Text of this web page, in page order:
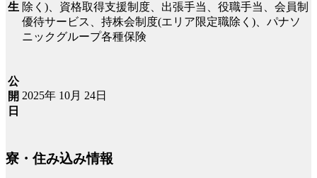
生 除く)、資格取得支援制度、出張手当、役職手当、会員制
優待サービス、持株会制度(エリア限定職除く)、パナソ
ニックグループ各種保険
公
開
日
2025年 10月 24日
寮・住み込み情報